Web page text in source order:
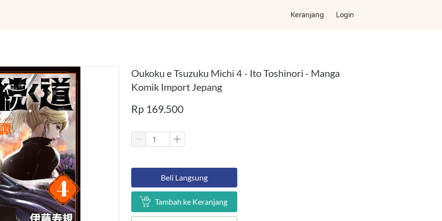
Keranjang Login
Keranjang Login
Oukoku e Tsuzuku Michi 4 - Ito Toshinori - Manga
Komik Import Jepang
Rp 169.500
`Beli Langsung
` Tambah ke Keranjang